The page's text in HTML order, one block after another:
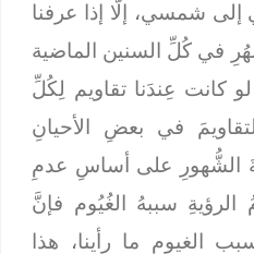
شمسي، إلَّا إذا عرفنا
في كُلِّ السنين الماضية
كانت عِندَنا تقاويم لِكُلِّ
في بعضِ الأحيانِ
الشُّهورِ على أساسِ عدمِ
الرؤيةِ سببهُ الغُيُوم فإنَّ
الغيومِ ما رأينا، هذا